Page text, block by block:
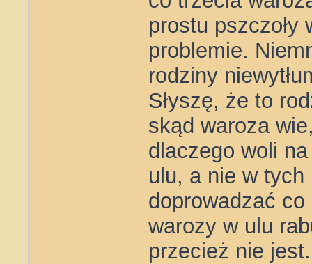
prostu pszczoły
problemie.
rodziny
Słyszę, że to
skąd waroza
dlaczego woli
ulu, a nie w tych
doprowadzać
warozy w ulu
przecież nie jest.